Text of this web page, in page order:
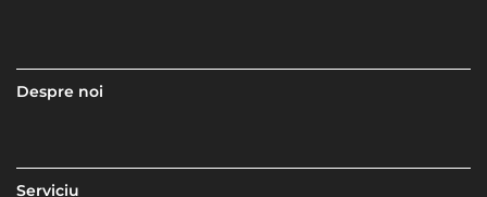
Despre noi
Serviciu